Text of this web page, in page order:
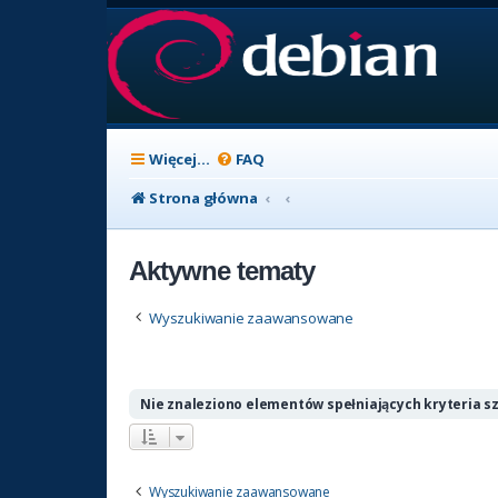
Więcej… FAQ
Strona główna
Aktywne tematy
Wyszukiwanie zaawansowane
Nie znaleziono elementów spełniających kryteria
Wyszukiwanie zaawansowane